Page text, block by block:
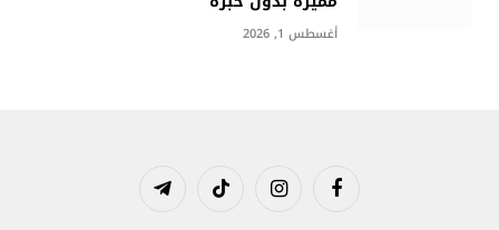
أغسطس 1, 2026
فيسبوك الانستغرامتيكتوك تيلقرام